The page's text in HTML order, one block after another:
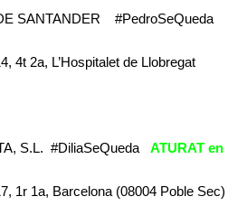
SANTANDER #PedroSeQueda
4t 2a, L’Hospitalet de Llobregat
S.L. #DiliaSeQuedaATURAT en
1r 1a, Barcelona (08004 Poble Sec)